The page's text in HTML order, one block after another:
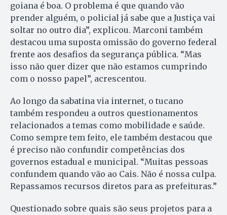
goiana é boa. O problema é que quando vão
prender alguém, o policial já sabe que a Justiça vai
soltar no outro dia”, explicou. Marconi também
destacou uma suposta omissão do governo federal
frente aos desafios da segurança pública. “Mas
isso não quer dizer que não estamos cumprindo
com o nosso papel”, acrescentou.
Ao longo da sabatina via internet, o tucano
também respondeu a outros questionamentos
relacionados a temas como mobilidade e saúde.
Como sempre tem feito, ele também destacou que
é preciso não confundir competências dos
governos estadual e municipal. “Muitas pessoas
confundem quando vão ao Cais. Não é nossa culpa.
Repassamos recursos diretos para as prefeituras.”
Questionado sobre quais são seus projetos para a